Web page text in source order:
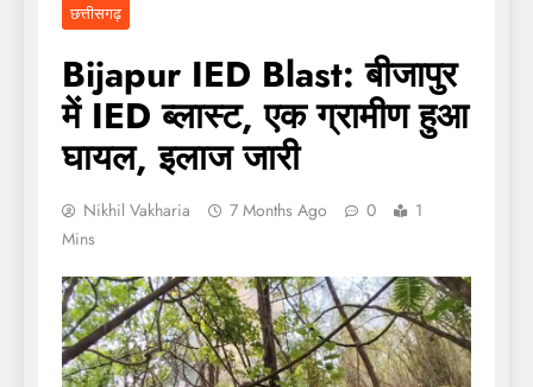
छत्तीसगढ़
Bijapur IED Blast: बीजापुर
में IED ब्लास्ट, एक ग्रामीण हुआ
घायल, इलाज जारी
Nikhil Vakharia 7 Months Ago 0
1
Mins